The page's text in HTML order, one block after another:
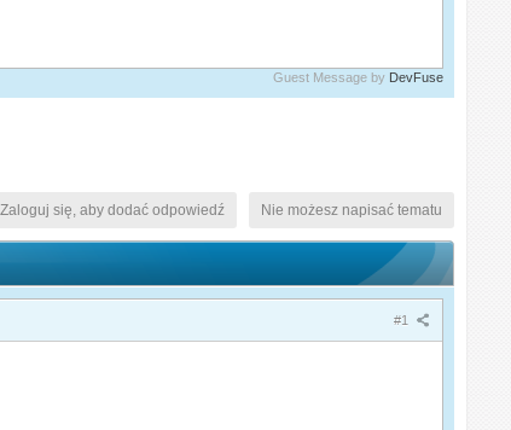
Guest Message by DevFuse
Nie możesz napisać tematu
Zaloguj się, aby dodać odpowiedź
#1